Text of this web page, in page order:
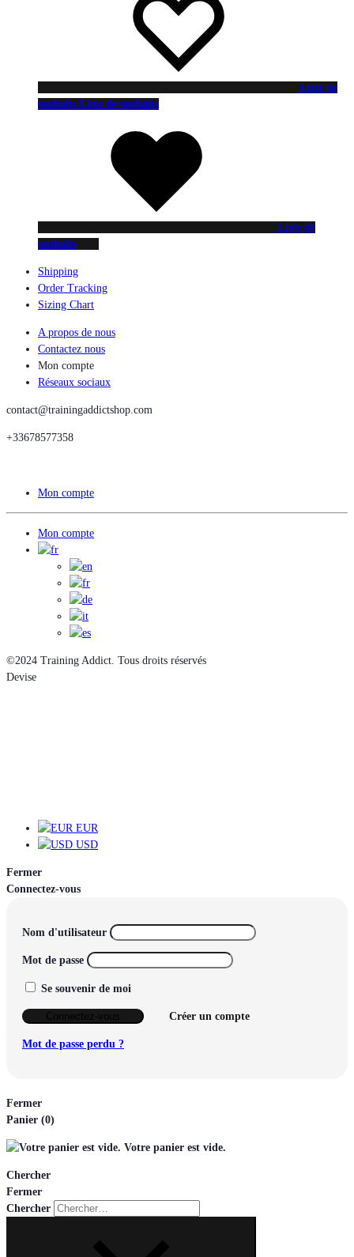
Liste de
souhaits Liste de souhaits
Liste de
souhaits
Shipping
Order Tracking
Sizing Chart
A propos de nous
Contactez nous
Mon compte
Réseaux sociaux
contact@trainingaddictshop.com
+33678577358
Mon compte
Mon compte
©2024 Training Addict. Tous droits réservés
Devise
EUR
USD
Fermer
Connectez-vous
Nom d'utilisateur
Mot de passe
Se souvenir de moi
Créer un compte
Mot de passe perdu ?
Fermer
Panier (0)
Votre panier est vide.
Chercher
Fermer
Chercher